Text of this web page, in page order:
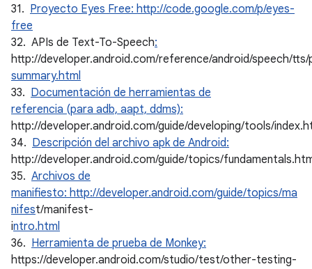
31. Proyecto Eyes Free: http://code.google.com/p/eyes-
free
32. APIs de Text-To-Speech:
http://developer.android.com/reference/android/speech/tts/
summary.html
33. Documentación de herramientas de
referencia (para adb, aapt, ddms):
http://developer.android.com/guide/developing/tools/
34. Descripción del archivo apk de Android:
http://developer.android.com/guide/topics/
35. Archivos de
manifiesto: http://developer.android.com/guide/topics/ma
nifest/manifest-
intro.html
36. Herramienta de prueba de Monkey:
https://developer.android.com/studio/test/other-testing-